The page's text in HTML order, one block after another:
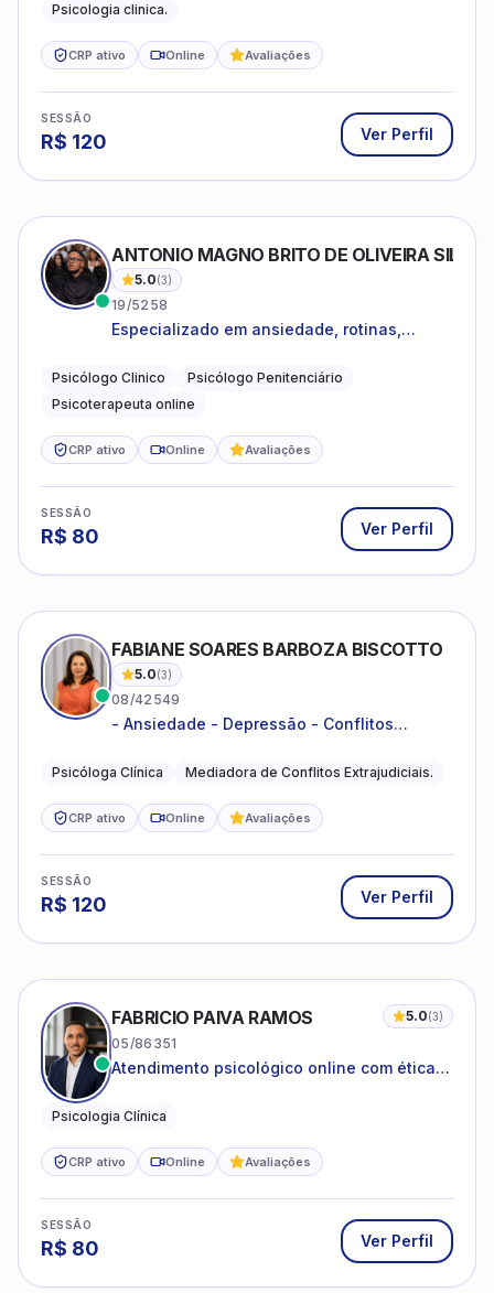
Psicologia clinica.
CRP ativo Online Avaliações
SESSÃO
R$ 120 Ver Perfil
ANTONIO MAGNO BRITO DE OLIVEIRA SILVA
5.0(3)
19/5258
Especializado em ansiedade, rotinas,
familiares e questões comportamentais.
Psicólogo Clinico
Psicólogo Penitenciário
Psicoterapeuta online
CRP ativo Online Avaliações
SESSÃO
R$ 80 Ver Perfil
FABIANE SOARES BARBOZA BISCOTTO
5.0(3)
08/42549
- Ansiedade - Depressão - Conflitos
relacionamentos - Autoestima -
Psicóloga Clínica Mediadora de Conflitos Extrajudiciais.
CRP ativo Online Avaliações
SESSÃO
R$ 120 Ver Perfil
FABRICIO PAIVA RAMOS 5.0(3)
05/86351
Atendimento psicológico online com ética,
Psicologia Clínica
CRP ativo Online Avaliações
SESSÃO
R$ 80 Ver Perfil